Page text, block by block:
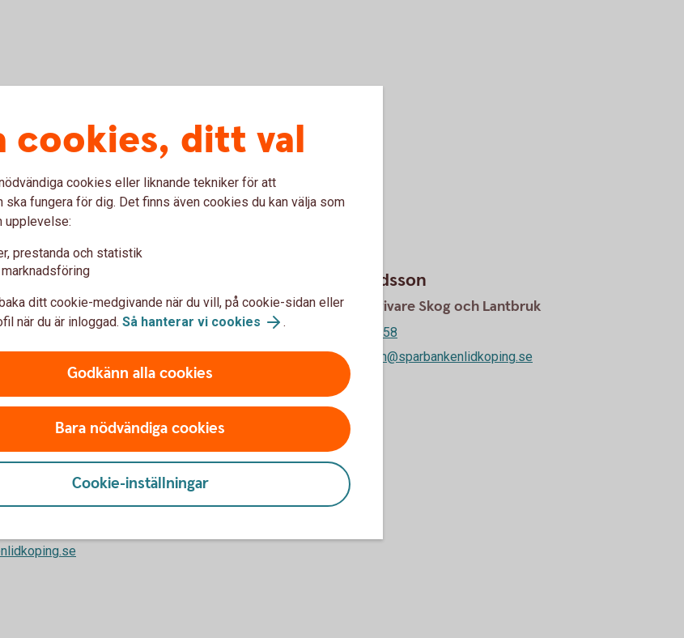
och Lantbruk
och Lantbruk
Linda Ewaldsson
Företagsrådgivare Skog och Lantbruk
+46 510-54 55 58
linda.ewaldsson@sparbankenlidkoping.se
cookies, ditt val
cookies eller liknande tekniker för att
ska fungera för dig. Det finns även cookies du kan välja som
upplevelse:
prestanda och statistik
ditt cookie-medgivande när du vill, på cookie-sidan eller
när du är inloggad. Så hanterar vi cookies .
Godkänn alla cookies
Bara nödvändiga cookies
Cookie-inställningar